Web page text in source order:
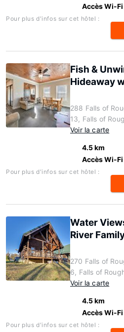
Accès Wi-
Pour plus d'infos sur cet hôtel :
Fish &
Hideaway
288 Falls of
13, Falls of
Voir la carte
4.5 km
Accès Wi-
Pour plus d'infos sur cet hôtel :
Water
River
270 Falls of
6, Falls of
Voir la carte
4.5 km
Accès Wi-
Pour plus d'infos sur cet hôtel :